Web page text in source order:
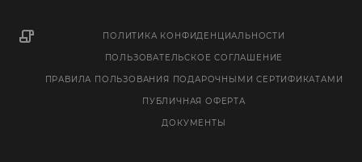
ПОЛИТИКА КОНФИДЕНЦИАЛЬНОСТИ
ПОЛЬЗОВАТЕЛЬСКОЕ СОГЛАШЕНИЕ
ПРАВИЛА ПОЛЬЗОВАНИЯ ПОДАРОЧНЫМИ СЕРТИФИКАТАМИ
ПУБЛИЧНАЯ ОФЕРТА
ДОКУМЕНТЫ